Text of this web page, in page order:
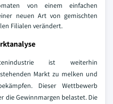
von einem einfachen
neuen Art von gemischten
Filialen verändert.
ist weiterhin
Markt zu melken und
Dieser Wettbewerb
die Gewinnmargen belastet. Die